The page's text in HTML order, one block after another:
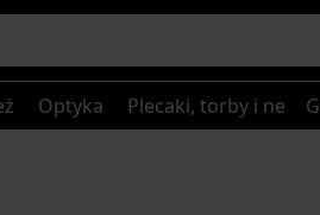
Optyka Plecaki, torby i nerki